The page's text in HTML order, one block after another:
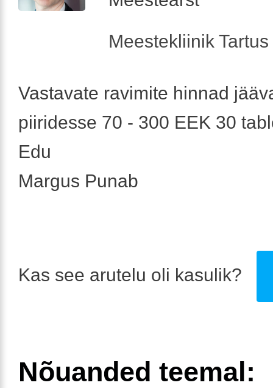
Meestekliinik
Vastavate ravimite hinnad
piiridesse 70 - 300 EEK 30
Edu
Margus Punab
Kas see arutelu oli kasulik?
Nõuanded teemal: